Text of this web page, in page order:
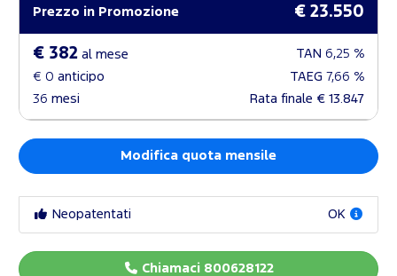
Prezzo in Promozione € 23.550
€ 382 al mese TAN 6,25 %
€ 0 anticipo TAEG 7,66 %
36 mesi Rata finale € 13.847
Modifica quota mensile
Neopatentati OK
Chiamaci 800628122